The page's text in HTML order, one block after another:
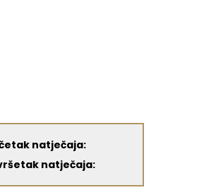
natječaja:
natječaja: